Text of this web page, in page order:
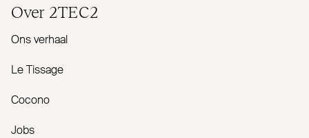
Over 2TEC2
Ons verhaal
Le Tissage
Cocono
Jobs